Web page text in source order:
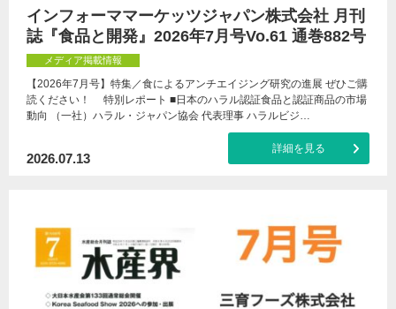
インフォーママーケッツジャパン株式会社 月刊
誌『食品と開発』2026年7月号Vo.61 通巻882号
メディア掲載情報
【2026年7月号】特集／食によるアンチエイジング研究の進展 ぜひご購
読ください！ 特別レポート ■日本のハラル認証食品と認証商品の市場
動向 （一社）ハラル・ジャパン協会 代表理事 ハラルビジ…
2026.07.13
詳細を見る